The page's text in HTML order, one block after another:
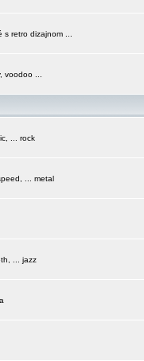
retro dizajnom ...
voodoo ...
... rock
... metal
... jazz